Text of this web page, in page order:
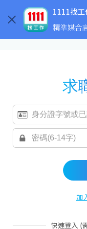
1111找工
精準媒合
求
加
快速登入 (